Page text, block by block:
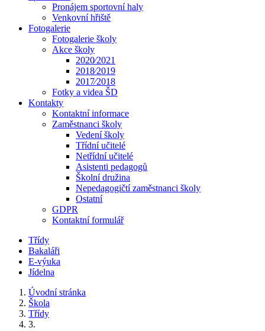
Pronájem sportovní haly
Venkovní hřiště
Fotogalerie
Fotogalerie školy
Akce školy
2020⁄2021
2018⁄2019
2017⁄2018
Fotky a videa ŠD
Kontakty
Kontaktní informace
Zaměstnanci školy
Vedení školy
Třídní učitelé
Netřídní učitelé
Asistenti pedagogů
Školní družina
Nepedagogičtí zaměstnanci školy
Ostatní
GDPR
Kontaktní formulář
Třídy
Bakaláři
E-výuka
Jídelna
Úvodní stránka
Škola
Třídy
3.